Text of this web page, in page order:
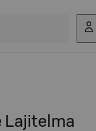
Lajitelma